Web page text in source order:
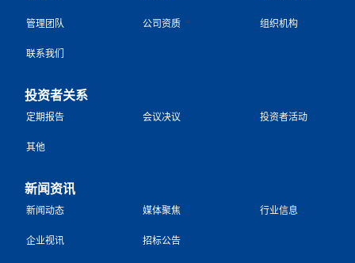
管理团队 公司资质 组织机构
联系我们
投资者关系
定期报告 会议决议 投资者活动
其他
新闻资讯
新闻动态 媒体聚焦 行业信息
企业视讯 招标公告